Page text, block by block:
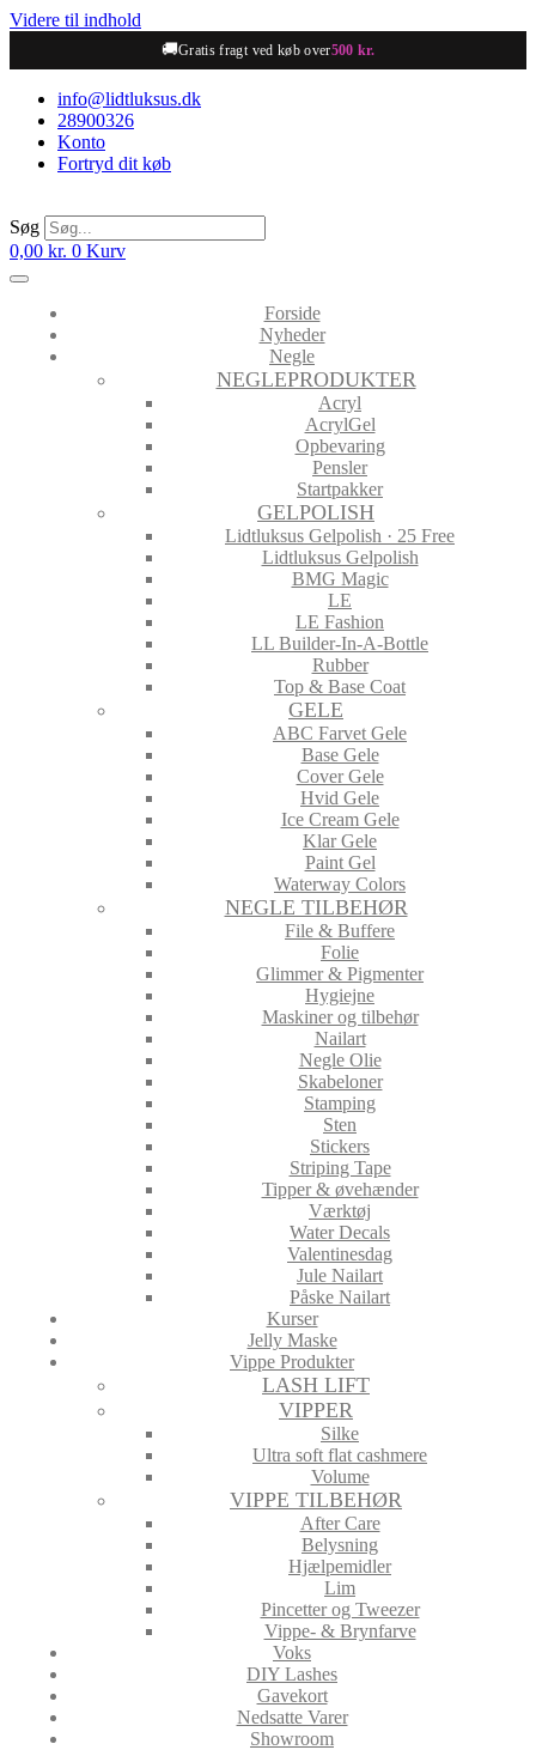
Videre til indhold
🚚Gratis fragt ved køb over500 kr.
info@lidtluksus.dk
28900326
Konto
Fortryd dit køb
Søg
0,00 kr. 0 Kurv
Forside
Nyheder
Negle
NEGLEPRODUKTER
Acryl
AcrylGel
Opbevaring
Pensler
Startpakker
GELPOLISH
Lidtluksus Gelpolish · 25 Free
Lidtluksus Gelpolish
BMG Magic
LE
LE Fashion
LL Builder-In-A-Bottle
Rubber
Top & Base Coat
GELE
ABC Farvet Gele
Base Gele
Cover Gele
Hvid Gele
Ice Cream Gele
Klar Gele
Paint Gel
Waterway Colors
NEGLE TILBEHØR
File & Buffere
Folie
Glimmer & Pigmenter
Hygiejne
Maskiner og tilbehør
Nailart
Negle Olie
Skabeloner
Stamping
Sten
Stickers
Striping Tape
Tipper & øvehænder
Værktøj
Water Decals
Valentinesdag
Jule Nailart
Påske Nailart
Kurser
Jelly Maske
Vippe Produkter
LASH LIFT
VIPPER
Silke
Ultra soft flat cashmere
Volume
VIPPE TILBEHØR
After Care
Belysning
Hjælpemidler
Lim
Pincetter og Tweezer
Vippe- & Brynfarve
Voks
DIY Lashes
Gavekort
Nedsatte Varer
Showroom